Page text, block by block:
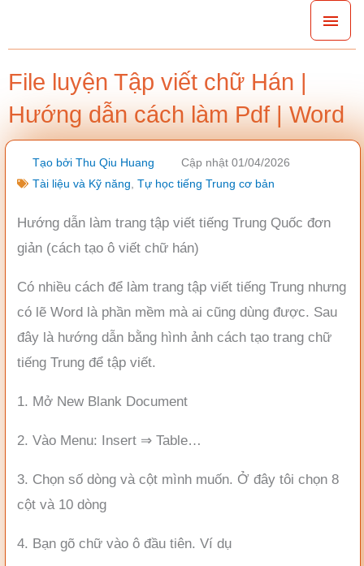
dung
File luyện Tập viết chữ Hán |
Hướng dẫn cách làm Pdf | Word
Tạo bởi Thu Qiu Huang
Cập nhật 01/04/2026
Tài liệu và Kỹ năng, Tự học tiếng Trung cơ bản
Hướng dẫn làm trang tập viết tiếng Trung Quốc đơn
giản (cách tạo ô viết chữ hán)
Có nhiều cách để làm trang tập viết tiếng Trung nhưng
có lẽ Word là phần mềm mà ai cũng dùng được. Sau
đây là hướng dẫn bằng hình ảnh cách tạo trang chữ
tiếng Trung để tập viết.
1. Mở New Blank Document
2. Vào Menu: Insert ⇒ Table…
3. Chọn số dòng và cột mình muốn. Ở đây tôi chọn 8
cột và 10 dòng
4. Bạn gõ chữ vào ô đầu tiên. Ví dụ